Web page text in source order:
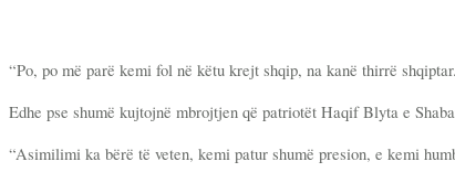
“Po, po më parë kemi fol në këtu krejt shqip, na kanë thirrë
Edhe pse shumë kujtojnë mbrojtjen që patriotët Haqif Blyta e
“Asimilimi ka bërë të veten, kemi patur shumë presion, e kemi